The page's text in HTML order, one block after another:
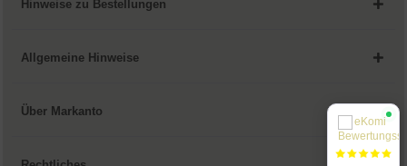
Hinweise zu Bestellungen
Allgemeine Hinweise
Über Markanto